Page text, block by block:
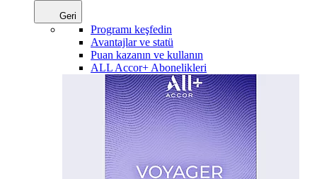
Geri
Programı keşfedin
Avantajlar ve statü
Puan kazanın ve kullanın
ALL Accor+ Abonelikleri